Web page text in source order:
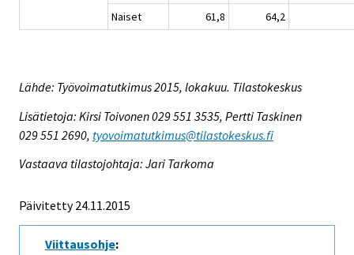
Naiset
61,8 64,2
Lähde: Työvoimatutkimus 2015, lokakuu. Tilastokeskus
Lisätietoja: Kirsi Toivonen 029 551 3535, Pertti Taskinen
029 551 2690, tyovoimatutkimus@tilastokeskus.fi
Vastaava tilastojohtaja: Jari Tarkoma
Päivitetty 24.11.2015
Viittausohje: